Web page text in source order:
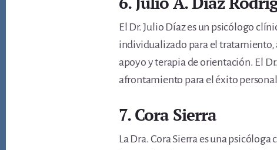
El Dr. Julio Díaz es un psicólogo
individualizado para el tratamiento,
apoyo y terapia de orientación. El
afrontamiento para el éxito
7. Cora Sierra
La Dra. Cora Sierra es una